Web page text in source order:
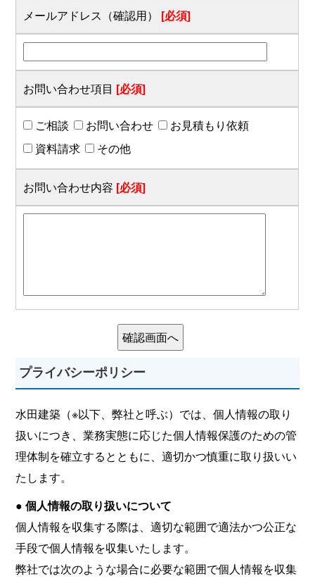
メールアドレス（確認用） [必須]
お問い合わせ項目 [必須]
ご相談 お問い合わせ
お見積もり依頼
資料請求
その他
お問い合わせ内容 [必須]
プライバシーポリシー
水田建築（※以下、弊社と呼ぶ）では、個人情報の取り
扱いにつき、業務実態に応じた個人情報保護のための管
理体制を確立するとともに、適切かつ慎重に取り扱いい
たします。
● 個人情報の取り扱いについて
個人情報を収集する際は、適切な範囲で適法かつ公正な
手段で個人情報を収集いたします。
弊社では次のような場合に必要な範囲で個人情報を収集